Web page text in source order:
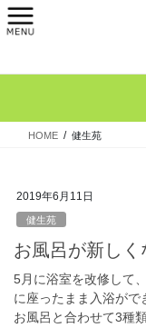
コ
ン
ス
ナ
ビ
ン
HOME 健生苑
2019年6月11日
健生苑
お風呂が新しく
5月に浴室を改修して
に座ったまま入浴がで
お風呂と合わせて3種